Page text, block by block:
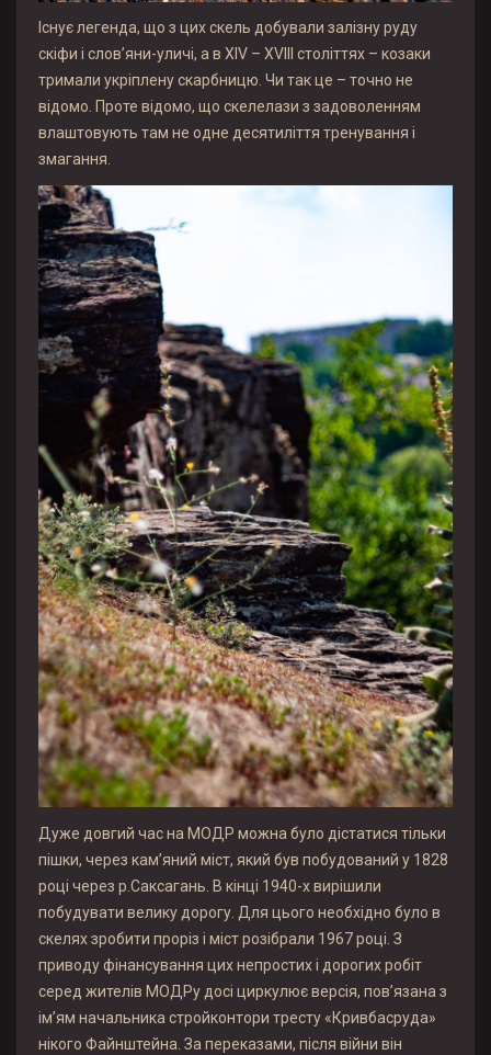
Існує легенда, що з цих скель добували залізну руду
скіфи і слов’яни-уличі, а в XIV – XVIII століттях – козаки
тримали укріплену скарбницю. Чи так це – точно не
відомо. Проте відомо, що скелелази з задоволенням
влаштовують там не одне десятиліття тренування і
змагання.
Дуже довгий час на МОДР можна було дістатися тільки
пішки, через кам’яний міст, який був побудований у 1828
році через р.Саксагань. В кінці 1940-х вирішили
побудувати велику дорогу. Для цього необхідно було в
скелях зробити проріз і міст розібрали 1967 році. З
приводу фінансування цих непростих і дорогих робіт
серед жителів МОДРу досі циркулює версія, пов’язана з
ім’ям начальника стройконтори тресту «Кривбасруда»
нікого Файнштейна. За переказами, після війни він